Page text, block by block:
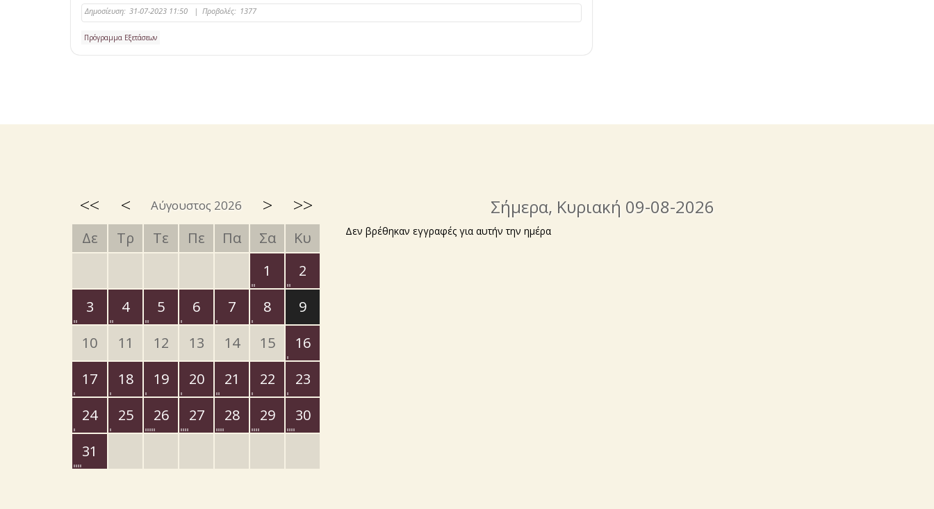
Δημοσίευση: 31-07-2023 11:50 | Προβολές: 1377
Πρόγραμμα Εξετάσεων
<< < Αύγουστος 2026 > >>
Δε Τρ Τε Πε Πα Σα
Κυ
1
2
3
4 5 6 7 8
9
10
11 12 13 14 15
16
17
18 19 20 21 22
23
24
25 26 27 28 29
30
31
Σήμερα, Κυριακή 09-08-2026
Δεν βρέθηκαν εγγραφές για αυτήν την ημέρα